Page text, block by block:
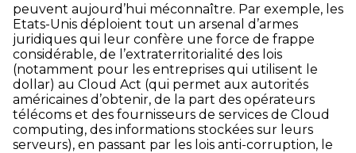
peuvent aujourd’hui méconnaître. Par exemple, les
Etats-Unis déploient tout un arsenal d’armes
juridiques qui leur confère une force de frappe
considérable, de l’extraterritorialité des lois
(notamment pour les entreprises qui utilisent le
dollar) au Cloud Act (qui permet aux autorités
américaines d’obtenir, de la part des opérateurs
télécoms et des fournisseurs de services de Cloud
computing, des informations stockées sur leurs
serveurs), en passant par les lois anti-corruption, le